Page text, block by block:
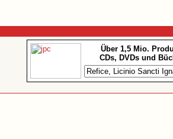
Über 1,5 Mio.
CDs, DVDs und